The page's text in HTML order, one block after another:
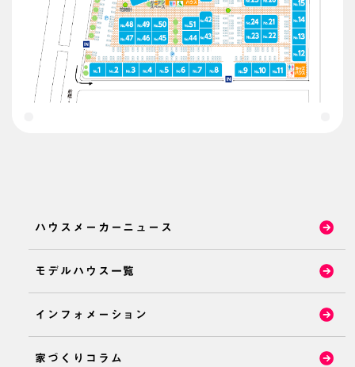
ハウスメーカーニュース
モデルハウス一覧
インフォメーション
家づくりコラム